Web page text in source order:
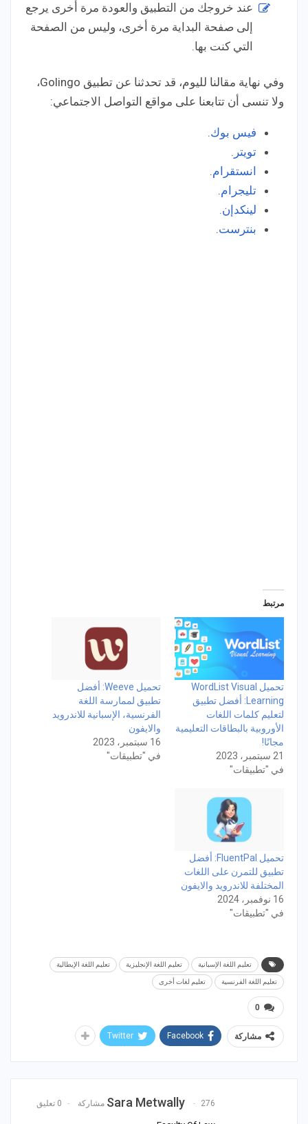
عند خروجك من التطبيق والعودة مرة أخرى يرجع
إلى صفحة البداية مرة أخرى، وليس من الصفحة
التي كنت بها.
وفي نهاية مقالنا لليوم، قد تحدثنا عن تطبيق Golingo،
ولا تنسى أن تتابعنا على مواقع التواصل الاجتماعي:
فيس بوك.
تويتر .
انستقرام.
تليجرام.
لينكدإن.
بنترست.
مرتبط
تحميل WordList Visual
Learning: أفضل تطبيق
لتعليم كلمات اللغات
الأوروبية بالبطاقات التعليمية
مجانًا!
21 سبتمبر، 2023
في "تطبيقات"
تحميل Weeve: أفضل
تطبيق لممارسة اللغة
الفرنسية، الإسبانية للاندرويد
والايفون
16 سبتمبر، 2023
في "تطبيقات"
تحميل FluentPal: أفضل
تطبيق للتمرن على اللغات
المختلفة للاندرويد والايفون
16 نوفمبر، 2024
في "تطبيقات"
تعليم اللغة الإسبانية تعليم اللغة الإنجليزية تعليم اللغة الإيطالية
تعليم اللغة الفرنسية تعليم لغات أخرى
0
مشاركة Facebook
Twitter
Sara Metwally 276 مشاركة 0 تعليق